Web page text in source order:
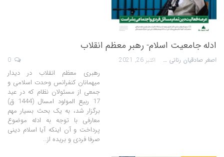
ادله جامعیت اسلام- رهبر معظم انقلاب
اصغر صادقیان رنانی اکتبر 26, 2021
رهبری معظم انقلاب در دیدار
میهمانان کنفرانس وحدت اسلامى‌ و
جمعی از مسئولان نظام که در عید
17 ربیع المولود امسال (1444 ق)
برگزار شد، به یک بحث بسیار مهم
معارفی با توجه به ادله موضوع
پرداخت و آن اینکه آیا اسلام دینی
صرفا فردی و بریده از…